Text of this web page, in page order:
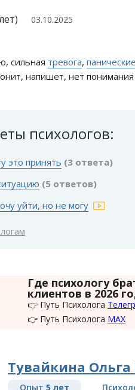
03.10.2025
сильная тревога,
напишет, нет
психологов:
это принять (3 ответа)
(5 ответов)
уйти, но не могу
Где психологу
клиентов в 2026
👉 Путь Психолога
👉 Путь Психолога MAX
Тувайкина
Опыт 5 лет